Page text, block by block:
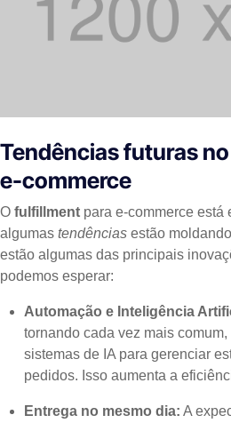
Tendências futuras
e-commerce
O fulfillment para e-commerce está
algumas tendências estão
estão algumas das principais
podemos esperar:
Automação e Inteligência
tornando cada vez mais
sistemas de IA para gerenciar
pedidos. Isso aumenta a
Entrega no mesmo dia: A